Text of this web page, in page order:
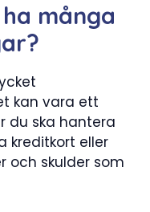
många
kan vara ett
du ska hantera
kreditkort eller
och skulder som